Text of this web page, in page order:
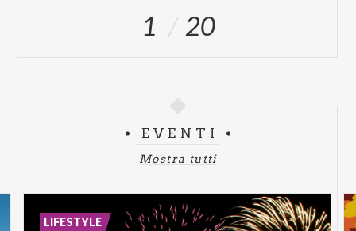
1 20
EVENTI
Mostra tutti
LIFESTYLE